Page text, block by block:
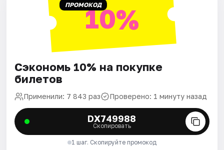
ПРОМОКОД10%
Сэкономь 10% на покупке
билетов
Применили: 7 843 раз Проверено: 1 минуту назад
DX749988
Скопировать
1 шаг. Скопируйте промокод